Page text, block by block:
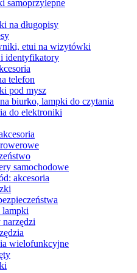
samoprzylepne
na długopisy
etui na wizytówki
i identyfikatory
telefon
pod mysz
biurko, lampki do czytania
do elektroniki
samochodowe
akcesoria
narzędzi
wielofunkcyjne